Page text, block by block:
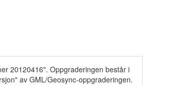
20120416". Oppgraderingen består i
av GML/Geosync-oppgraderingen.